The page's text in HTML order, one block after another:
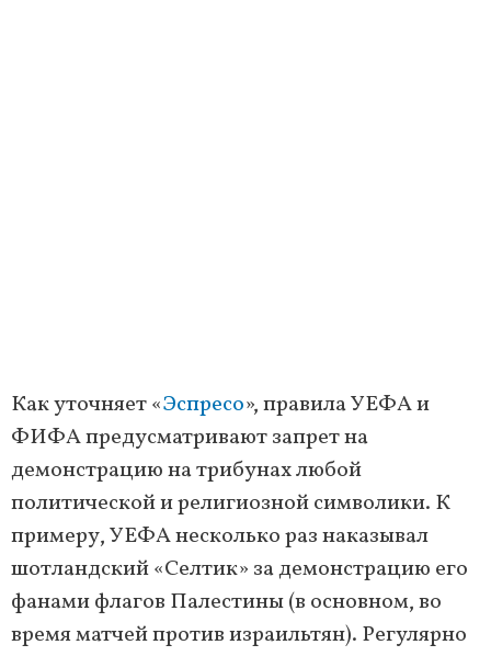
Как уточняет «Эспресо», правила УЕФА и
ФИФА предусматривают запрет на
демонстрацию на трибунах любой
политической и религиозной символики. К
примеру, УЕФА несколько раз наказывал
шотландский «Селтик» за демонстрацию его
фанами флагов Палестины (в основном, во
время матчей против израильтян). Регулярно